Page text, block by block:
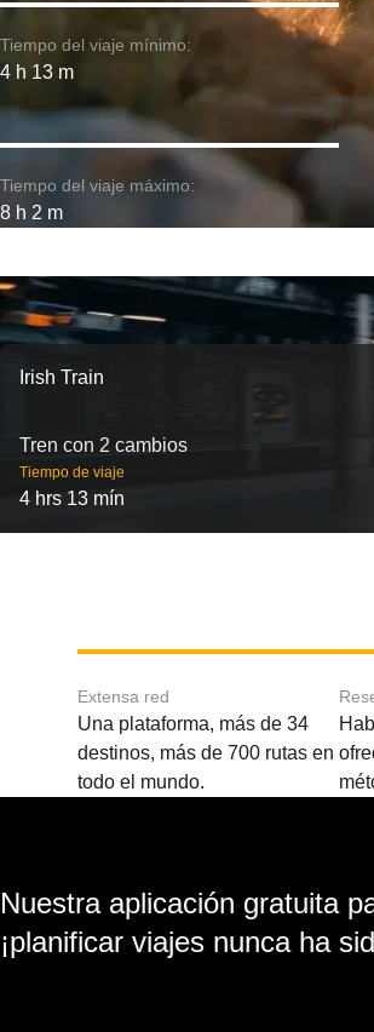
Tiempo del viaje mínimo:
4 h 13 m
Tiempo del viaje máximo:
8 h 2 m
Irish Train
Tren con 2 cambios
Tiempo de viaje
4 hrs 13 mín
Extensa red
Una plataforma, más de 34
destinos, más de 700 rutas en
todo el mundo.
Nuestra aplicación gratuita
¡planificar viajes nunca ha